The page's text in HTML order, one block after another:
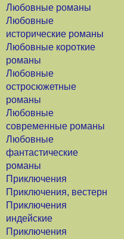
Любовные романы
Любовные
исторические романы
Любовные короткие
романы
Любовные
остросюжетные
романы
Любовные
современные романы
Любовные
фантастические
романы
Приключения
Приключения, вестерн
Приключения
индейские
Приключения